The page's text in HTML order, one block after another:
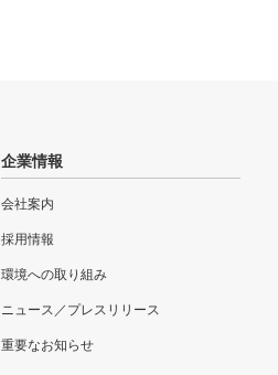
企業情報
会社案内
採用情報
環境への取り組み
ニュース／プレスリリース
重要なお知らせ